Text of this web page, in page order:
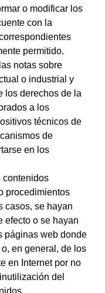
o modificar los
con la
permitido.
notas sobre
o industrial y
los derechos de la
a los
técnicos de
de
en los
contenidos
procedimientos
casos, se hayan
efecto o se hayan
páginas web donde
en general, de los
en Internet por no
del